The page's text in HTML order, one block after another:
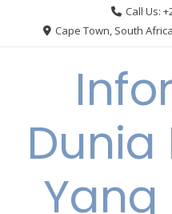
Call Us:
Cape Town, South Africa
Dunia
Yang